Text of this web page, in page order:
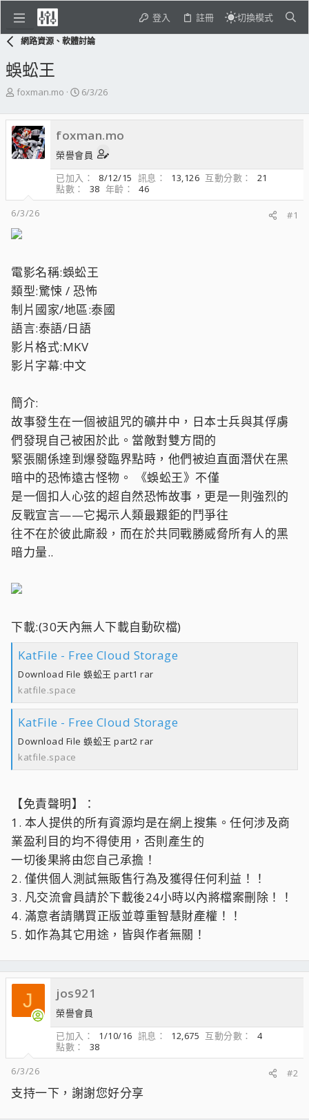
登入 註冊 切換模式
網路資源、軟體討論
蜈蚣王
主
發
起
人
foxman.mo
開
日
期
6/3/26
foxman.mo
榮譽會員
已加入
8/12/15 訊息 13,126 互動分數
21
點數
38 年齡
46
6/3/26
#1
電影名稱:蜈蚣王
類型:驚悚 / 恐怖
制片國家/地區:泰國
語言:泰語/日語
影片格式:MKV
影片字幕:中文
簡介:
故事發生在一個被詛咒的礦井中，日本士兵與其俘虜
們發現自己被困於此。當敵對雙方間的
緊張關係達到爆發臨界點時，他們被迫直面潛伏在黑
暗中的恐怖遠古怪物。 《蜈蚣王》不僅
是一個扣人心弦的超自然恐怖故事，更是一則強烈的
反戰宣言——它揭示人類最艱鉅的鬥爭往
往不在於彼此廝殺，而在於共同戰勝威脅所有人的黑
暗力量..
下載:(30天內無人下載自動砍檔)
KatFile - Free Cloud Storage
Download File 蜈蚣王 part1 rar
katfile.space
KatFile - Free Cloud Storage
Download File 蜈蚣王 part2 rar
katfile.space
【免責聲明】：
1. 本人提供的所有資源均是在網上搜集。任何涉及商
業盈利目的均不得使用，否則產生的
一切後果將由您自己承擔！
2. 僅供個人測試無販售行為及獲得任何利益！！
3. 凡交流會員請於下載後24小時以內將檔案刪除！！
4. 滿意者請購買正版並尊重智慧財產權！！
5. 如作為其它用途，皆與作者無關！
J jos921
榮譽會員
已加入
1/10/16 訊息 12,675 互動分數
4
點數
38
6/3/26
#2
支持一下，謝謝您好分享